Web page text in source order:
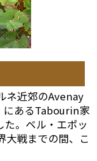
ネ近郊のAvenay
にあるTabourin家
た。ベル・エポッ
大戦までの間、こ